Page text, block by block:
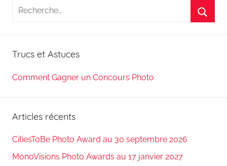
Recherche
Trucs et Astuces
Comment Gagner un Concours Photo
Articles récents
CitiesToBe Photo Award au 30 septembre 2026
MonoVisions Photo Awards au 17 janvier 2027